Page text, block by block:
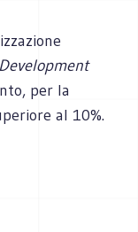
per la
al 10%.